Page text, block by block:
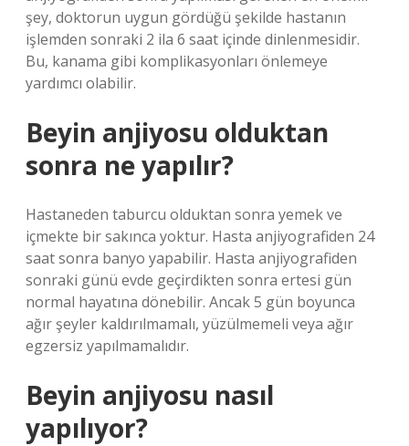
şey, doktorun uygun gördüğü şekilde hastanın
işlemden sonraki 2 ila 6 saat içinde dinlenmesidir.
Bu, kanama gibi komplikasyonları önlemeye
yardımcı olabilir.
Beyin anjiyosu olduktan
sonra ne yapılır?
Hastaneden taburcu olduktan sonra yemek ve
içmekte bir sakınca yoktur. Hasta anjiyografiden 24
saat sonra banyo yapabilir. Hasta anjiyografiden
sonraki günü evde geçirdikten sonra ertesi gün
normal hayatına dönebilir. Ancak 5 gün boyunca
ağır şeyler kaldırılmamalı, yüzülmemeli veya ağır
egzersiz yapılmamalıdır.
Beyin anjiyosu nasıl
yapılıyor?